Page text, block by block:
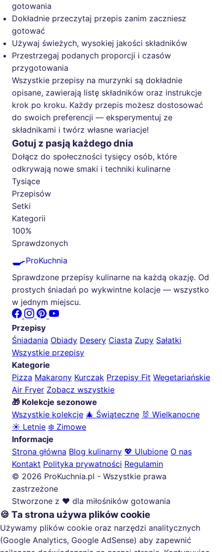
gotowania
Dokładnie przeczytaj przepis zanim zaczniesz
gotować
Używaj świeżych, wysokiej jakości składników
Przestrzegaj podanych proporcji i czasów
przygotowania
Wszystkie przepisy na murzynki są dokładnie
opisane, zawierają listę składników oraz instrukcje
krok po kroku. Każdy przepis możesz dostosować
do swoich preferencji — eksperymentuj ze
składnikami i twórz własne wariacje!
Gotuj z pasją każdego dnia
Dołącz do społeczności tysięcy osób, które
odkrywają nowe smaki i techniki kulinarne
Tysiące
Przepisów
Setki
Kategorii
100%
Sprawdzonych
🍳ProKuchnia
Sprawdzone przepisy kulinarne na każdą okazję. Od
prostych śniadań po wykwintne kolacje — wszystko
w jednym miejscu.
Przepisy
Śniadania Obiady Desery Ciasta Zupy Sałatki
Wszystkie przepisy
Kategorie
Pizza Makarony Kurczak Przepisy Fit Wegetariańskie
Air Fryer Zobacz wszystkie
🎁 Kolekcje sezonowe
Wszystkie kolekcje 🎄 Świąteczne 🐰 Wielkanocne
☀️ Letnie ❄️ Zimowe
Informacje
Strona główna Blog kulinarny 💖 Ulubione O nas
Kontakt Polityka prywatności Regulamin
© 2026 ProKuchnia.pl - Wszystkie prawa
zastrzeżone
Stworzone z ❤️ dla miłośników gotowania
🍪 Ta strona używa plików cookie
Używamy plików cookie oraz narzędzi analitycznych
(Google Analytics, Google AdSense) aby zapewnić